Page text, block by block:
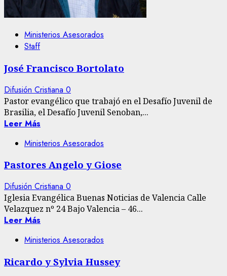
Ministerios Asesorados
Staff
José Francisco Bortolato
Difusión Cristiana 0
Pastor evangélico que trabajó en el Desafío Juvenil de
Brasilia, el Desafío Juvenil Senoban,...
Leer Más
Ministerios Asesorados
Pastores Angelo y Giose
Difusión Cristiana 0
Iglesia Evangélica Buenas Noticias de Valencia Calle
Velazquez nº 24 Bajo Valencia – 46...
Leer Más
Ministerios Asesorados
Ricardo y Sylvia Hussey